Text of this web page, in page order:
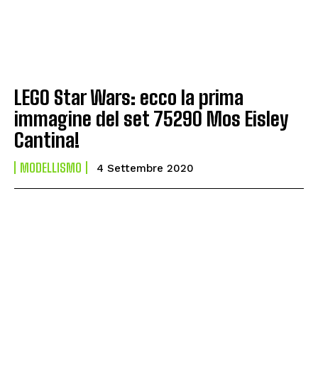
LEGO Star Wars: ecco la prima
immagine del set 75290 Mos Eisley
Cantina!
MODELLISMO 4 Settembre 2020